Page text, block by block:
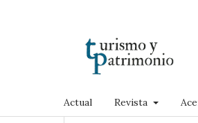
Actual Revista